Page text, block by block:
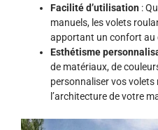
Facilité d’utilisation :
manuels, les volets
apportant un confort au
Esthétisme
de matériaux, de
personnaliser vos
l’architecture de votre